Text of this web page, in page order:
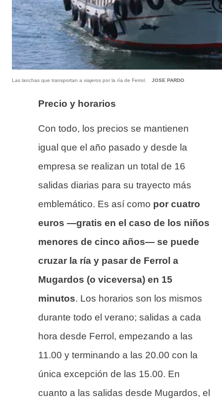
Las lanchas que transportan a viajeros por la ría de Ferrol. JOSE PARDO
Precio y horarios
Con todo, los precios se mantienen
igual que el año pasado y desde la
empresa se realizan un total de 16
salidas diarias para su trayecto más
emblemático. Es así como por cuatro
euros —gratis en el caso de los niños
menores de cinco años— se puede
cruzar la ría y pasar de Ferrol a
Mugardos (o viceversa) en 15
minutos. Los horarios son los mismos
durante todo el verano; salidas a cada
hora desde Ferrol, empezando a las
11.00 y terminando a las 20.00 con la
única excepción de las 15.00. En
cuanto a las salidas desde Mugardos, el